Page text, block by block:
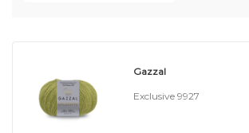
Gazzal
Exclusive 9927